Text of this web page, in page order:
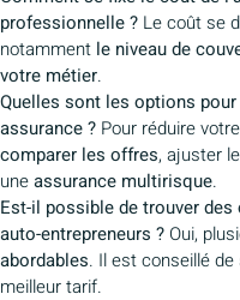
professionnelle ? Le coût se
notamment le niveau de
votre métier.
Quelles sont les options
assurance ? Pour réduire
comparer les offres, ajuster
uneassurance multirisque.
Est-il possible de trouver des
auto-entrepreneurs ? Oui,
abordables. Il est conseillé de
meilleur tarif.